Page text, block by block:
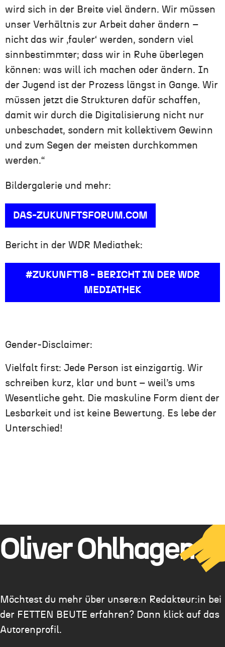
wird sich in der Breite viel ändern. Wir müssen
unser Verhältnis zur Arbeit daher ändern –
nicht das wir ‚fauler‘ werden, sondern viel
sinnbestimmter; dass wir in Ruhe überlegen
können: was will ich machen oder ändern. In
der Jugend ist der Prozess längst in Gange. Wir
müssen jetzt die Strukturen dafür schaffen,
damit wir durch die Digitalisierung nicht nur
unbeschadet, sondern mit kollektivem Gewinn
und zum Segen der meisten durchkommen
werden.“
Bildergalerie und mehr:
DAS-ZUKUNFTSFORUM.COM
Bericht in der WDR Mediathek:
#ZUKUNFT18 - BERICHT IN DER WDR
MEDIATHEK
Gender-Disclaimer:
Vielfalt first: Jede Person ist einzigartig. Wir
schreiben kurz, klar und bunt – weil’s ums
Wesentliche geht. Die maskuline Form dient der
Lesbarkeit und ist keine Bewertung. Es lebe der
Unterschied!
Oliver Ohlhagen
Möchtest du mehr über unsere:n Redakteur:in bei
der FETTEN BEUTE erfahren? Dann klick auf das
Autorenprofil.